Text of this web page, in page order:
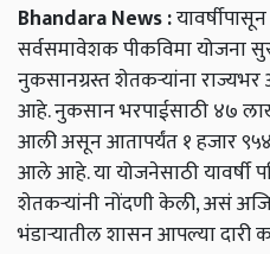
Bhandara News :
सर्वसमावेशक पीकविमा योजना
नुकसानग्रस्त शेतकऱ्यांना
आहे. नुकसान भरपाईसाठी ४७
आली असून आतापर्यंत १ हजार
आले आहे. या योजनेसाठी यावर्षी
शेतकऱ्यांनी नोंदणी केली, असं
भंडाऱ्यातील शासन आपल्या दारी